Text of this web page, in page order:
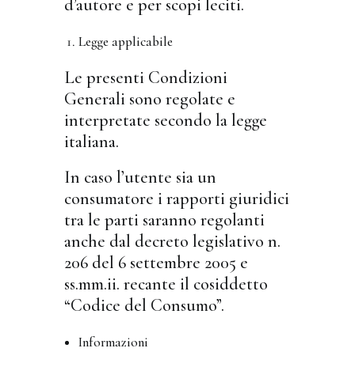
d’autore e per scopi leciti.
Legge applicabile
Le presenti Condizioni
Generali sono regolate e
interpretate secondo la legge
italiana.
In caso l’utente sia un
consumatore i rapporti giuridici
tra le parti saranno regolanti
anche dal decreto legislativo n.
206 del 6 settembre 2005 e
ss.mm.ii. recante il cosiddetto
“Codice del Consumo”.
Informazioni